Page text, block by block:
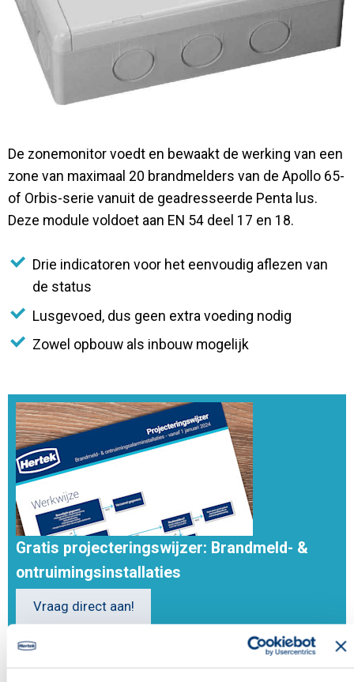
Werken bij Hertek
Contact
De zonemonitor voedt en bewaakt de werking van een
zone van maximaal 20 brandmelders van de Apollo 65-
of Orbis-serie vanuit de geadresseerde Penta lus.
Deze module voldoet aan EN 54 deel 17 en 18.
Drie indicatoren voor het eenvoudig aflezen van
de status
Lusgevoed, dus geen extra voeding nodig
Zowel opbouw als inbouw mogelijk
Gratis projecteringswijzer: Brandmeld- &
ontruimingsinstallaties
Vraag direct aan!